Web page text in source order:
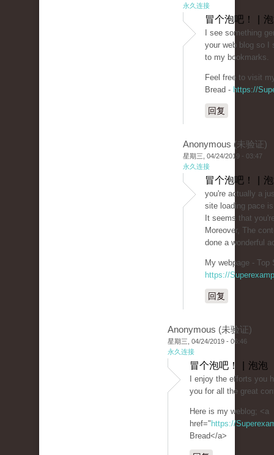
永久连接
冒个泡吧！ |
I see something
your web blog so I
to my bookmarks.
Feel free to visit
Bread - https://
回复
Anonymous (未验证)
星期三, 04/24/2019 - 03:47
永久连接
冒个泡吧！ |
you're actually a
site loading pace
It seems that
Moreover, The
done a wonderful
My webpage - Top
https://
回复
Anonymous (未验证)
星期三, 04/24/2019 - 06:46
永久连接
冒个泡吧！ | 泡泡
I enjoy the efforts you
you for all the great
Here is my weblog; <a
href=" https://
Bread</a>